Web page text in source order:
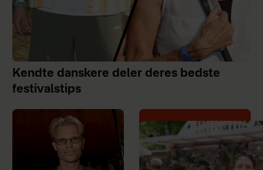
Kendte danskere deler deres bedste
festivalstips